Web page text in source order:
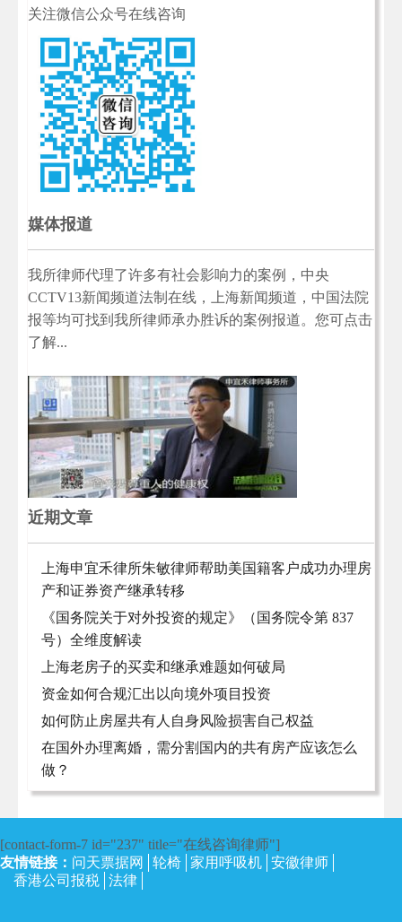
关注微信公众号在线咨询
媒体报道
我所律师代理了许多有社会影响力的案例，中央
CCTV13新闻频道法制在线，上海新闻频道，中国法院
报等均可找到我所律师承办胜诉的案例报道。您可点击
了解...
近期文章
上海申宜禾律所朱敏律师帮助美国籍客户成功办理房
产和证券资产继承转移
《国务院关于对外投资的规定》（国务院令第 837
号）全维度解读
上海老房子的买卖和继承难题如何破局
资金如何合规汇出以向境外项目投资
如何防止房屋共有人自身风险损害自己权益
在国外办理离婚，需分割国内的共有房产应该怎么
做？
[contact-form-7 id="237" title="在线咨询律师"]
友情链接： 问天票据网 轮椅 家用呼吸机 安徽律师
香港公司报税 法律